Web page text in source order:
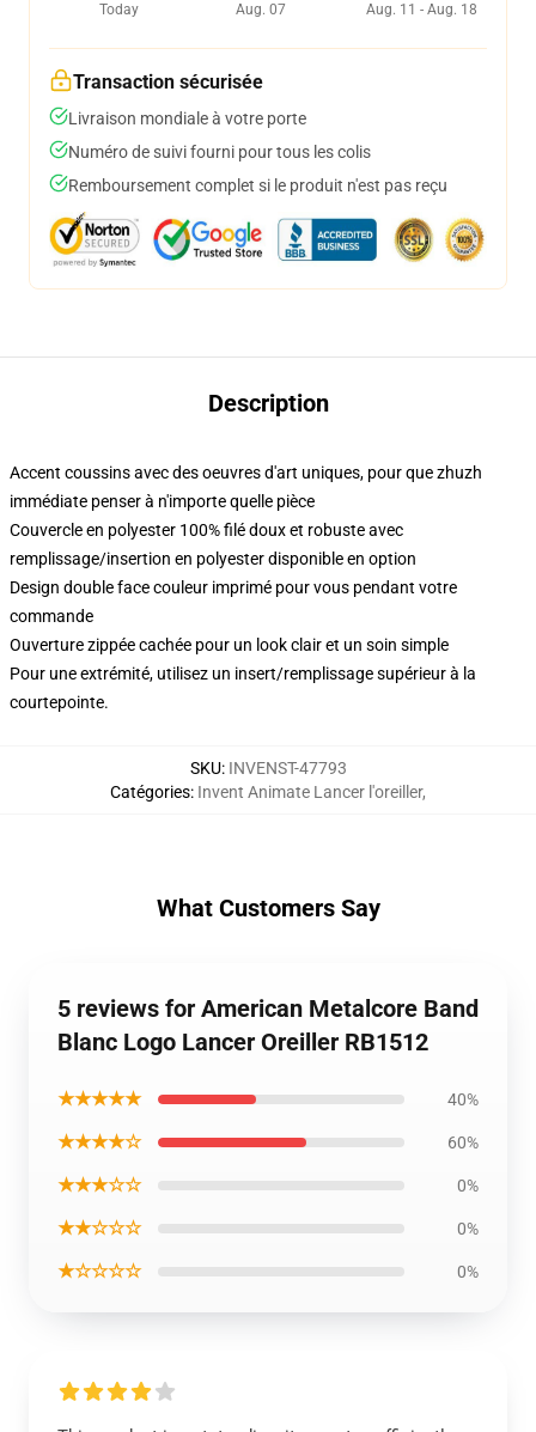
Today
Aug. 07
Aug. 11 - Aug. 18
Transaction sécurisée
Livraison mondiale à votre porte
Numéro de suivi fourni pour tous les colis
Remboursement complet si le produit n'est pas reçu
Description
Accent coussins avec des oeuvres d'art uniques, pour que zhuzh
immédiate penser à n'importe quelle pièce
Couvercle en polyester 100% filé doux et robuste avec
remplissage/insertion en polyester disponible en option
Design double face couleur imprimé pour vous pendant votre
commande
Ouverture zippée cachée pour un look clair et un soin simple
Pour une extrémité, utilisez un insert/remplissage supérieur à la
courtepointe.
SKU: INVENST-47793
Catégories: Invent Animate Lancer l'oreiller,
What Customers Say
5 reviews for American Metalcore Band
Blanc Logo Lancer Oreiller RB1512
★★★★★ 40%
★★★★☆ 60%
★★★☆☆ 0%
★★☆☆☆ 0%
★☆☆☆☆ 0%